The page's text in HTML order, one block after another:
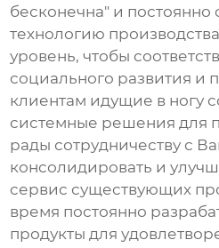
бесконечна" и постоянно
технологию
уровень, чтобы
социального развития и
клиентам идущие в ногу
системные решения для
рады сотрудничеству с
консолидировать и
сервис существующих
время постоянно
продукты для